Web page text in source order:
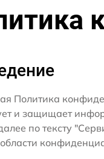
Политика
и защищает
по тексту